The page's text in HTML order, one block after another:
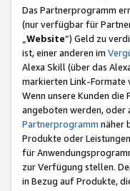
Das Partnerprogramm
(nur verfügbar für
Website“) Geld zu
ist, einer anderen im
Alexa Skill (über das
markierten Link-Formate
Wenn unsere Kunden
angeboten werden, oder
Partnerprogramm näher
Produkte oder
für
zur Verfügung stellen.
in Bezug auf Produkte,